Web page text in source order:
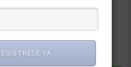
YA